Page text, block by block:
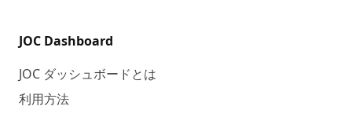
JOC Dashboard
JOC ダッシュボードとは
利用方法